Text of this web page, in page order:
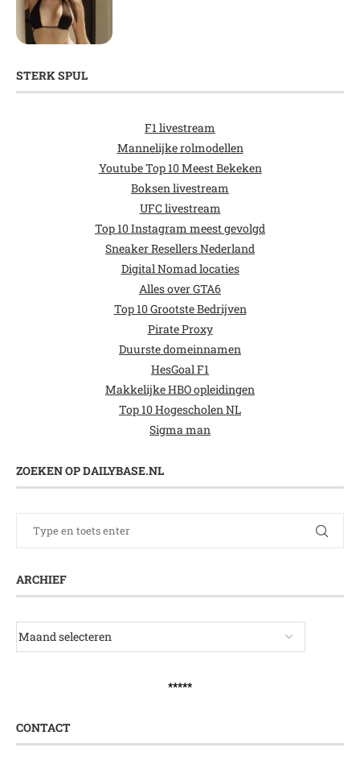
STERK SPUL
F1 livestream
Mannelijke rolmodellen
Youtube Top 10 Meest Bekeken
Boksen livestream
UFC livestream
Top 10 Instagram meest gevolgd
Sneaker Resellers Nederland
Digital Nomad locaties
Alles over GTA6
Top 10 Grootste Bedrijven
Pirate Proxy
Duurste domeinnamen
HesGoal F1
Makkelijke HBO opleidingen
Top 10 Hogescholen NL
Sigma man
ZOEKEN OP DAILYBASE.NL
ARCHIEF
*****
CONTACT